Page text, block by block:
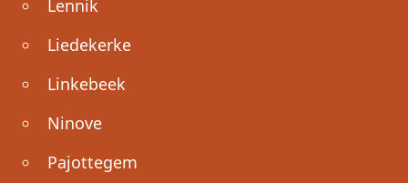
Lennik
Liedekerke
Linkebeek
Ninove
Pajottegem